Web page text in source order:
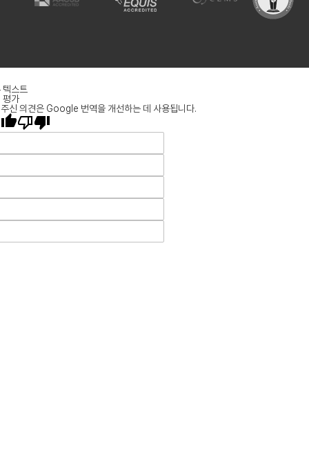
텍스트
평가
신 의견은 Google 번역을 개선하는 데 사용됩니다.